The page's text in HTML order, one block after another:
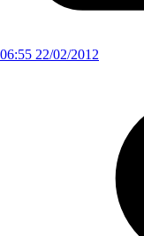
06:55 22/02/2012